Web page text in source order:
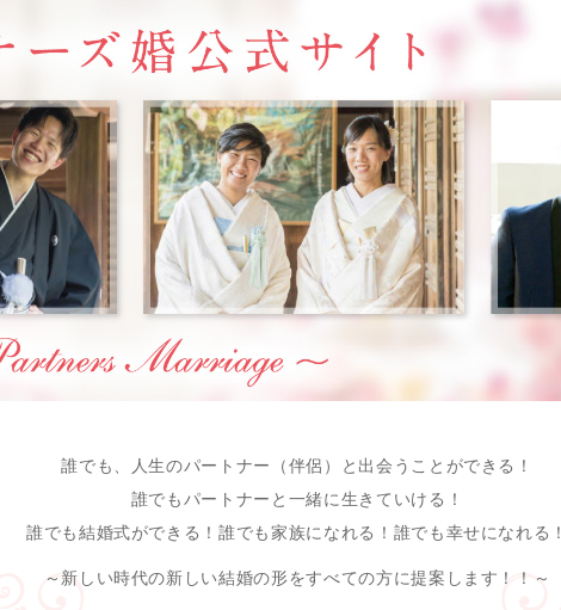
誰でも、人生のパートナー（伴侶）と出会うことができる！
誰でもパートナーと一緒に生きていける！
誰でも結婚式ができる！誰でも家族になれる！誰でも幸せになれる！
～新しい時代の新しい結婚の形をすべての方に提案します！！～